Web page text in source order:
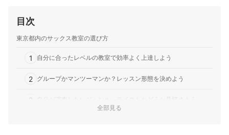
目次
東京都内のサックス教室の選び方
1 自分に合ったレベルの教室で効率よく上達しよう
2 グループかマンツーマンか？レッスン形態を決めよう
3 自分が演奏したいジャンル・テイストかどうか見極めよう
全部見る